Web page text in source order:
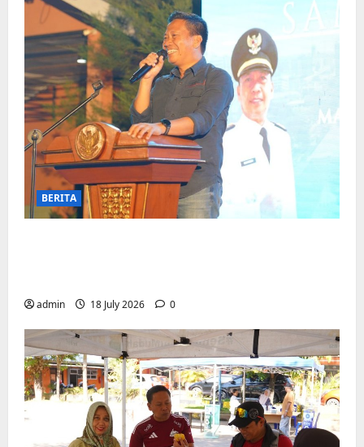
BERITA
admin 18 July 2026 0